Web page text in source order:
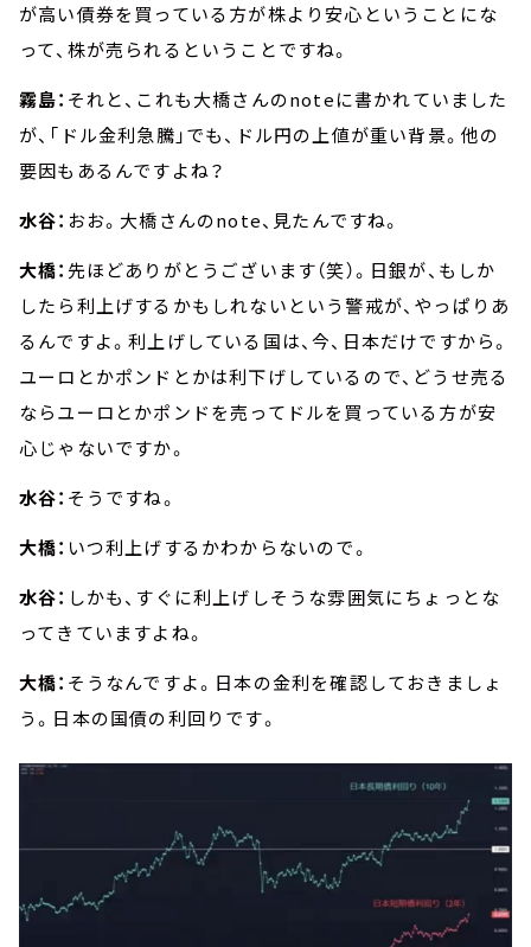
が高い債券を買っている方が株より安心ということにな
って、株が売られるということですね。
霧島： それと、これも大橋さんのnoteに書かれていました
が、「ドル金利急騰」でも、ドル円の上値が重い背景。他の
要因もあるんですよね？
水谷： おお。大橋さんのnote、見たんですね。
大橋： 先ほどありがとうございます（笑）。日銀が、もしか
したら利上げするかもしれないという警戒が、やっぱりあ
るんですよ。利上げしている国は、今、日本だけですから。
ユーロとかポンドとかは利下げしているので、どうせ売る
ならユーロとかポンドを売ってドルを買っている方が安
心じゃないですか。
水谷： そうですね。
大橋： いつ利上げするかわからないので。
水谷： しかも、すぐに利上げしそうな雰囲気にちょっとな
ってきていますよね。
大橋： そうなんですよ。日本の金利を確認しておきましょ
う。日本の国債の利回りです。